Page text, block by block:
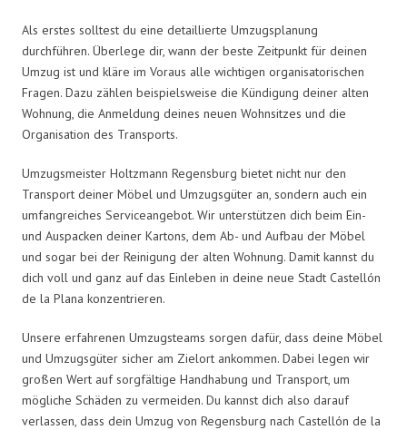
Als erstes solltest du eine detaillierte Umzugsplanung
durchführen. Überlege dir, wann der beste Zeitpunkt für deinen
Umzug ist und kläre im Voraus alle wichtigen organisatorischen
Fragen. Dazu zählen beispielsweise die Kündigung deiner alten
Wohnung, die Anmeldung deines neuen Wohnsitzes und die
Organisation des Transports.
Umzugsmeister Holtzmann Regensburg bietet nicht nur den
Transport deiner Möbel und Umzugsgüter an, sondern auch ein
umfangreiches Serviceangebot. Wir unterstützen dich beim Ein-
und Auspacken deiner Kartons, dem Ab- und Aufbau der Möbel
und sogar bei der Reinigung der alten Wohnung. Damit kannst du
dich voll und ganz auf das Einleben in deine neue Stadt Castellón
de la Plana konzentrieren.
Unsere erfahrenen Umzugsteams sorgen dafür, dass deine Möbel
und Umzugsgüter sicher am Zielort ankommen. Dabei legen wir
großen Wert auf sorgfältige Handhabung und Transport, um
mögliche Schäden zu vermeiden. Du kannst dich also darauf
verlassen, dass dein Umzug von Regensburg nach Castellón de la